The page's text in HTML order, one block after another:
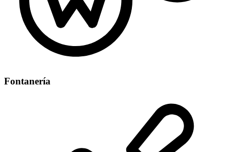
Fontanería